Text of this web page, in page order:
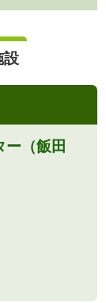
設
ー（飯田